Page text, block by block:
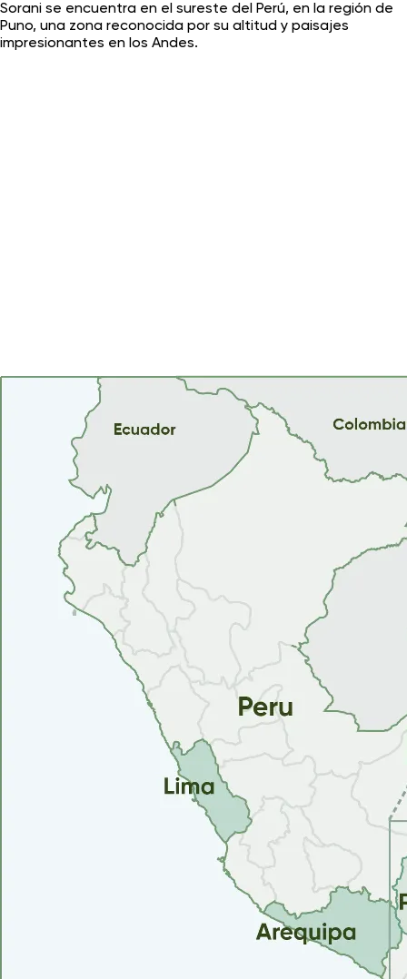
Sorani se encuentra en el sureste del Perú, en la región de
Puno, una zona reconocida por su altitud y paisajes
impresionantes en los Andes.